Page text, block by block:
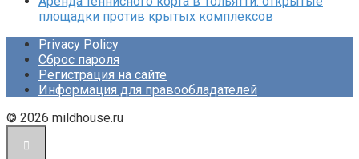
площадки против крытых комплексов
Privacy Policy
Сброс пароля
Регистрация на сайте
Информация для правообладателей
© 2026 mildhouse.ru